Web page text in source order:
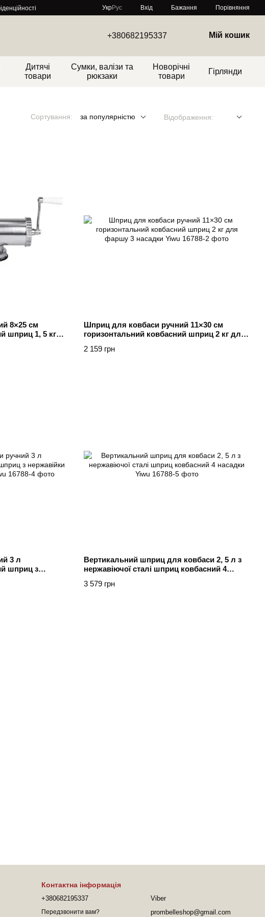
УкрРус Вхід Бажання Порівняння
+380682195337 Мій кошик
Дитячі
товари
Сумки, валізи та
рюкзаки
Новорічні
товари
Гірлянди
Сортування: за популярністю Відображення:
8×25 см
шприц 1, 5 кг
Шприц для ковбаси ручний 11×30 см
горизонтальний ковбасний шприц 2 кг для
2 159 грн
3 л
шприц з
Вертикальний шприц для ковбаси 2, 5 л з
нержавіючої сталі шприц ковбасний 4
3 579 грн
Контактна інформація
+380682195337
Передзвонити вам?
Viber
prombelleshop@gmail.com